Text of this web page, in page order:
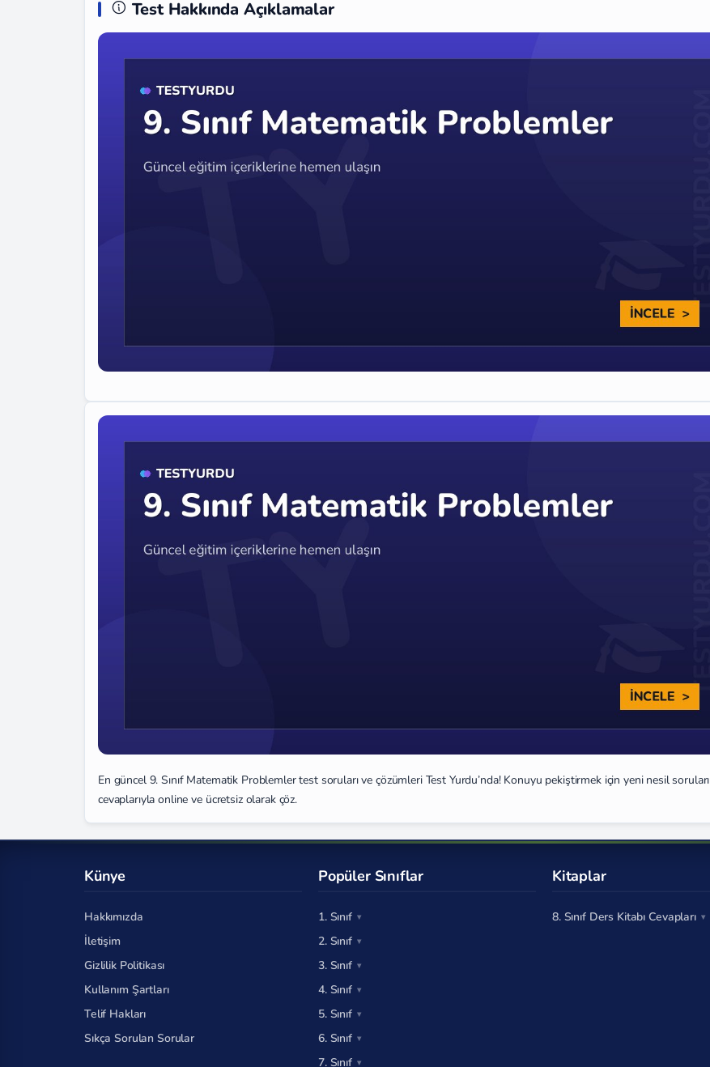
Test Hakkında Açıklamalar
En güncel 9. Sınıf Matematik Problemler test soruları ve çözümleri Test Yurdu’nda! Konuyu pekiştirmek için yeni nesil soruları
cevaplarıyla online ve ücretsiz olarak çöz.
Künye
Hakkımızda
İletişim
Gizlilik Politikası
Kullanım Şartları
Telif Hakları
Sıkça Sorulan Sorular
Popüler Sınıflar
1. Sınıf
2. Sınıf
3. Sınıf
4. Sınıf
5. Sınıf
6. Sınıf
7. Sınıf
Kitaplar
8. Sınıf Ders Kitabı Cevapları